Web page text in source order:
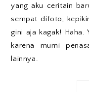
yang aku ceritain
sempat difoto,
gini aja kagak! Haha.
karena murni
lainnya.